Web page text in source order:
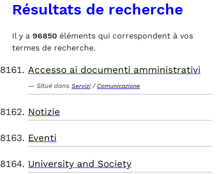
Résultats de recherche
Il y a 96850 éléments qui correspondent à vos
termes de recherche.
Accesso ai documenti amministrativi
Situé dans Servizi / Comunicazione
Notizie
Eventi
University and Society